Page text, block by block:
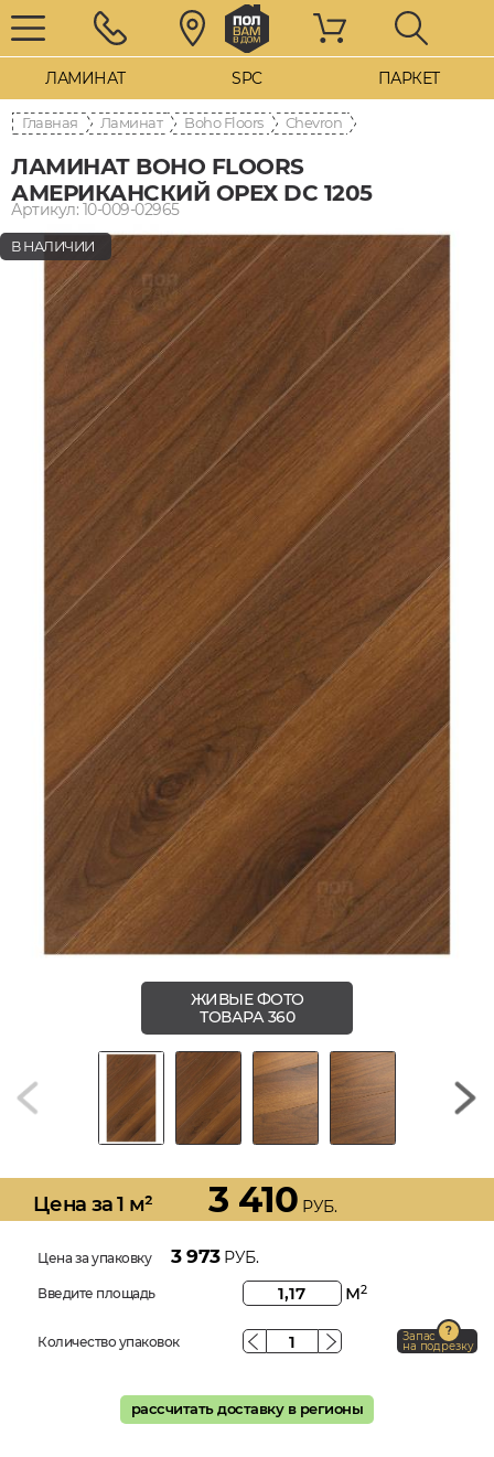
ЛАМИНАТ SPC ПАРКЕТ
Главная Ламинат Boho Floors Chevron
ЛАМИНАТ BOHO FLOORS
АМЕРИКАНСКИЙ ОРЕХ DC 1205
Артикул: 10-009-02965
В НАЛИЧИИ
ЖИВЫЕ ФОТО
ТОВАРА 360
Цена за 1 м² 3 410 РУБ.
Цена за упаковку 3 973РУБ.
Введите площадь м2
Количество упаковок Запас
на подрезку
рассчитать доставку в регионы